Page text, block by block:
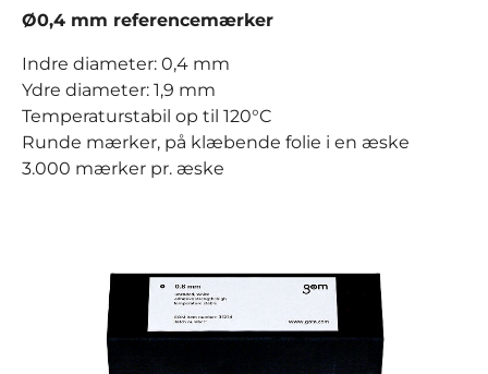
Ø0,4 mm referencemærker
Indre diameter: 0,4 mm
Ydre diameter: 1,9 mm
Temperaturstabil op til 120°C
Runde mærker, på klæbende folie i en æske
3.000 mærker pr. æske